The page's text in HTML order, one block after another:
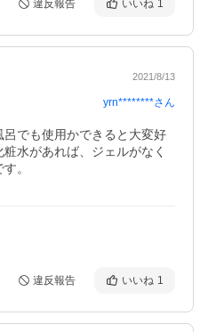
違反報告 いいね 1
2021/8/13
yrn********さん
でも使用かできると大変好
水があれば、ジェルがなく
。
違反報告 いいね 1